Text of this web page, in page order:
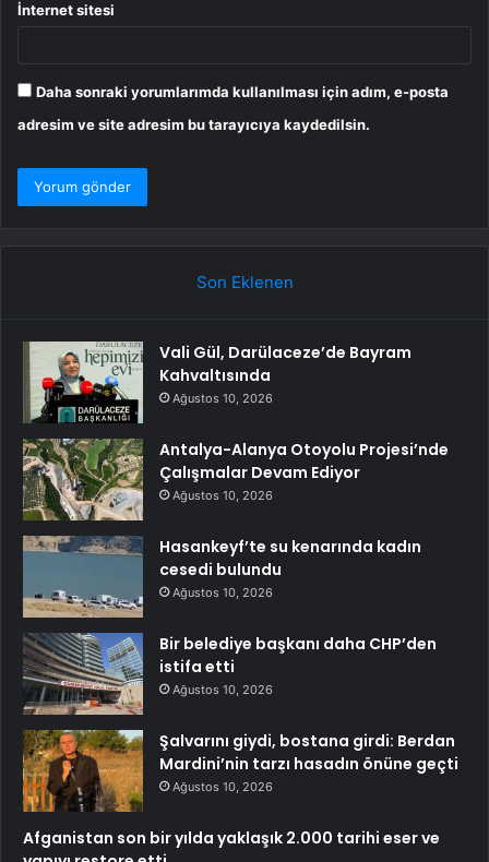
İnternet sitesi
Daha sonraki yorumlarımda kullanılması için adım, e-posta
adresim ve site adresim bu tarayıcıya kaydedilsin.
Son Eklenen
Vali Gül, Darülaceze’de Bayram
Kahvaltısında
Ağustos 10, 2026
Antalya-Alanya Otoyolu Projesi’nde
Çalışmalar Devam Ediyor
Ağustos 10, 2026
Hasankeyf’te su kenarında kadın
cesedi bulundu
Ağustos 10, 2026
Bir belediye başkanı daha CHP’den
istifa etti
Ağustos 10, 2026
Şalvarını giydi, bostana girdi: Berdan
Mardini’nin tarzı hasadın önüne geçti
Ağustos 10, 2026
Afganistan son bir yılda yaklaşık 2.000 tarihi eser ve